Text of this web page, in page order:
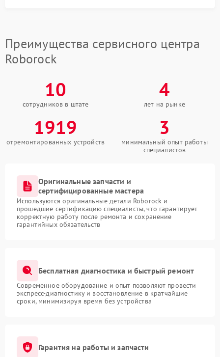
Преимущества сервисного центра
Roborock
10
сотрудников в штате
4
лет на рынке
1919
отремонтированных устройств
3
минимальный опыт работы
специалистов
Оригинальные запчасти и
сертифицированные мастера
Используются оригинальные детали Roborock и
прошедшие сертификацию специалисты, что гарантирует
корректную работу после ремонта и сохранение
гарантийных обязательств
Бесплатная диагностика и быстрый ремонт
Современное оборудование и опыт позволяют провести
экспресс-диагностику и восстановление в кратчайшие
сроки, минимизируя время без устройства
Гарантия на работы и запчасти